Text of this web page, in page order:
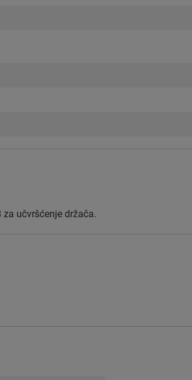
učvršćenje držača.